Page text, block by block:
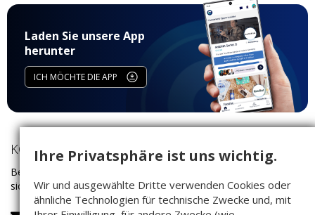
KONTAKT
Bei Fragen rund um das Investieren auf Companisto wenden Sie
sich bitte an unser Service-Team:
Laden Sie unsere App
herunter
ICH MÖCHTE DIE APP
Ihre Privatsphäre ist uns wichtig.
Wir und ausgewählte Dritte verwenden Cookies oder
ähnliche Technologien für technische Zwecke und, mit